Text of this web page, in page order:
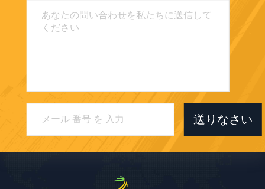
送りなさい